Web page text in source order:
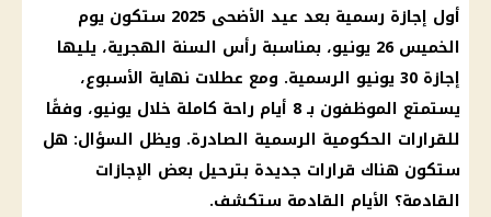
أول إجازة رسمية بعد عيد الأضحى
2025 ستكون يوم
الخميس 26 يونيو، بمناسبة
رأس السنة الهجرية، يليها
إجازة
30 يونيو الرسمية. ومع عطلات نهاية الأسبوع،
يستمتع الموظفون بـ 8 أيام راحة كاملة خلال يونيو، وفقًا
للقرارات الحكومية الرسمية الصادرة. ويظل السؤال: هل
ستكون هناك قرارات جديدة بترحيل بعض الإجازات
القادمة؟ الأيام القادمة ستكشف.